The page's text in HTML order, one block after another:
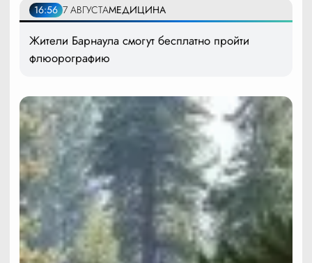
16:56 7 АВГУСТАМЕДИЦИНА
Жители Барнаула смогут бесплатно пройти
флюорографию